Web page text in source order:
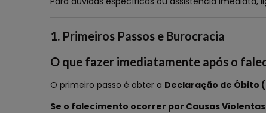
1. Primeiros Passos e Burocracia
O que fazer imediatamente após o
O primeiro passo é obter a Declaração de Óbito
Se o falecimento ocorrer por Causas